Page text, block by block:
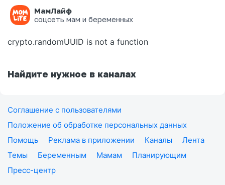
МамЛайф
соцсеть мам и беременных
Ошибка на странице
crypto.randomUUID is not a function
Найдите нужное в каналах
Соглашение с пользователями
Положение об обработке персональных данных
Помощь
Реклама в приложении Каналы
Лента
Темы
Беременным Мамам
Планирующим
Пресс-центр